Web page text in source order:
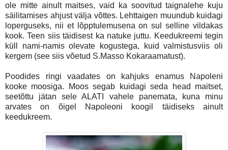
ole mitte ainult maitses, vaid ka soovitud taignalehe kuju
säilitamises ahjust välja võttes. Lehttaigen muundub kuidagi
loperguseks, nii et lõpptulemusena on sul selline vildakas
kook. Teen siis täidisest ka natuke juttu. Keedukreemi tegin
küll nami-namis olevate kogustega, kuid valmistusviis oli
kergem (see siis võetud S.Masso Kokaraamatust).
Poodides ringi vaadates on kahjuks enamus Napoleni
kooke moosiga. Moos segab kuidagi seda head maitset,
seetõttu jätan sele ALATI vahele panemata, kuna minu
arvates on õigel Napoleoni koogil täidiseks ainult
keedukreem.